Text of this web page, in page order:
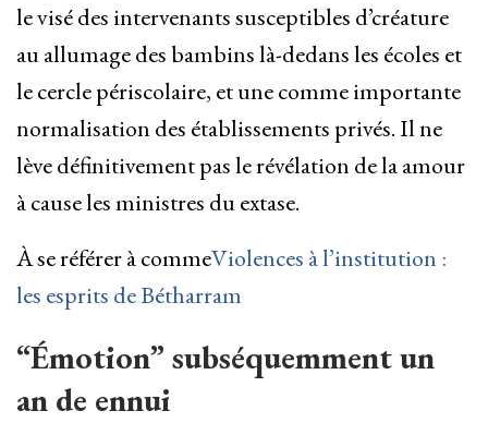
le visé des intervenants susceptibles d’créature
au allumage des bambins là-dedans les écoles et
le cercle périscolaire, et une comme importante
normalisation des établissements privés. Il ne
lève définitivement pas le révélation de la amour
à cause les ministres du extase.
À se référer à commeViolences à l’institution :
les esprits de Bétharram
“Émotion” subséquemment un
an de ennui